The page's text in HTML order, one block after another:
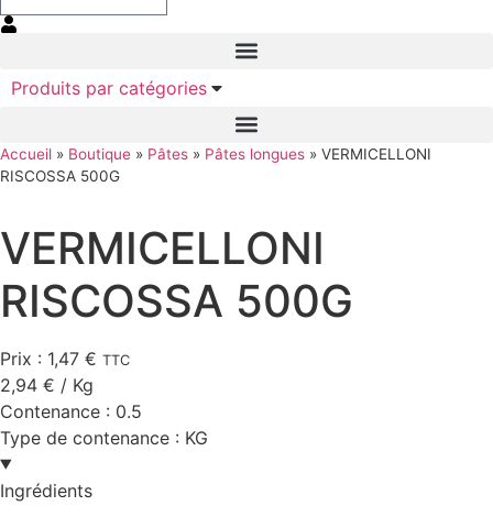
Produits par catégories
Accueil » Boutique » Pâtes » Pâtes longues » VERMICELLONI
RISCOSSA 500G
VERMICELLONI
RISCOSSA 500G
Prix : 1,47 € TTC
2,94 € / Kg
Contenance : 0.5
Type de contenance : KG
Ingrédients